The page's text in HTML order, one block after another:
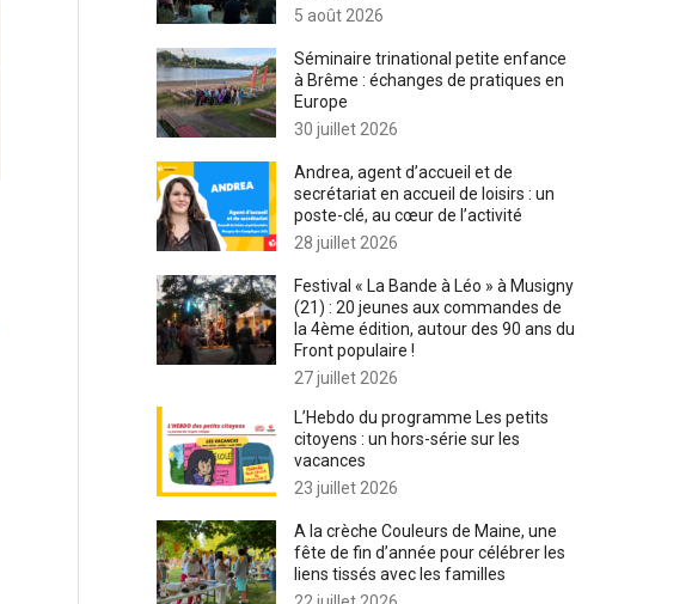
5 août 2026
Séminaire trinational petite enfance
à Brême : échanges de pratiques en
Europe
30 juillet 2026
Andrea, agent d’accueil et de
secrétariat en accueil de loisirs : un
poste-clé, au cœur de l’activité
28 juillet 2026
Festival « La Bande à Léo » à Musigny
(21) : 20 jeunes aux commandes de
la 4ème édition, autour des 90 ans du
Front populaire !
27 juillet 2026
L’Hebdo du programme Les petits
citoyens : un hors-série sur les
vacances
23 juillet 2026
A la crèche Couleurs de Maine, une
fête de fin d’année pour célébrer les
liens tissés avec les familles